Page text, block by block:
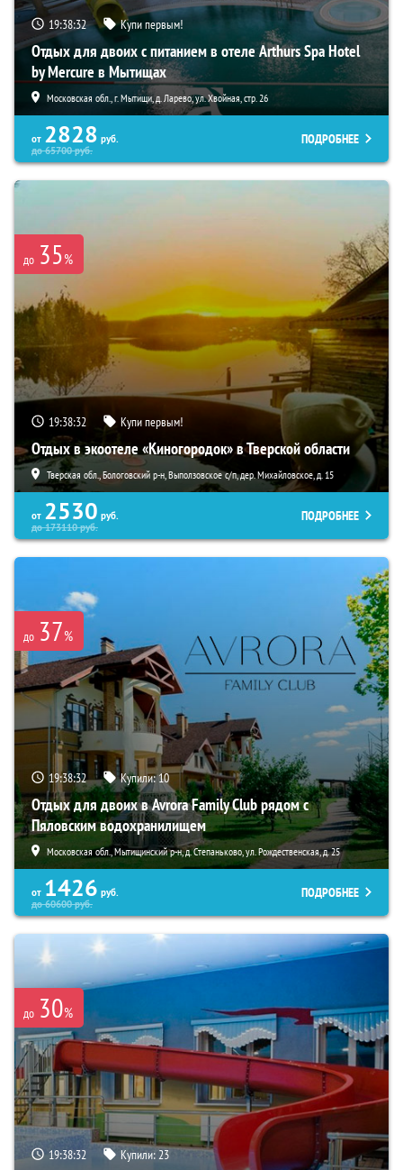
19:38:30 Купи первым!
Отдых для двоих с питанием в отеле Arthurs Spa Hotel
by Mercure в Мытищах
Московская обл., г. Мытищи, д. Ларево, ул. Хвойная, стр. 26
от 2828 руб.
до65700руб.
ПОДРОБНЕЕ
до 35%
19:38:30 Купи первым!
Отдых в экоотеле «Киногородок» в Тверской области
Тверская обл., Бологовский р-н, Выползовское с/п, дер. Михайловское, д. 15
от 2530 руб.
до173110руб.
ПОДРОБНЕЕ
до 37%
19:38:30 Купили:10
Отдых для двоих в Avrora Family Club рядом с
Пяловским водохранилищем
Московская обл., Мытищинский р-н, д. Степаньково, ул. Рождественская, д. 25
от 1426 руб.
до60600руб.
ПОДРОБНЕЕ
до 30%
19:38:30 Купили:23